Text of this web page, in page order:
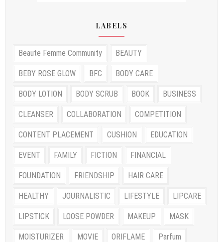
LABELS
Beaute Femme Community BEAUTY
BEBY ROSE GLOW BFC BODY CARE
BODY LOTION BODY SCRUB BOOK BUSINESS
CLEANSER COLLABORATION COMPETITION
CONTENT PLACEMENT CUSHION EDUCATION
EVENT FAMILY FICTION FINANCIAL
FOUNDATION FRIENDSHIP HAIR CARE
HEALTHY JOURNALISTIC LIFESTYLE LIPCARE
LIPSTICK LOOSE POWDER MAKEUP MASK
MOISTURIZER MOVIE ORIFLAME Parfum